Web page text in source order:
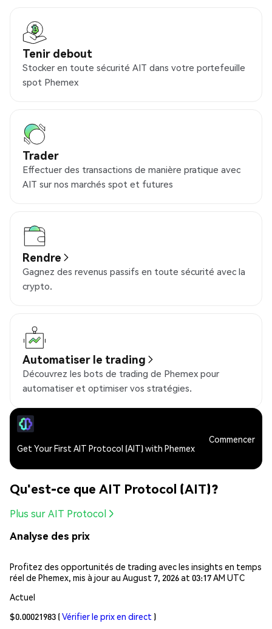
Tenir debout
Stocker en toute sécurité AIT dans votre portefeuille
spot Phemex
Trader
Effectuer des transactions de manière pratique avec
AIT sur nos marchés spot et futures
Rendre
Gagnez des revenus passifs en toute sécurité avec la
crypto.
Automatiser le trading
Découvrez les bots de trading de Phemex pour
automatiser et optimiser vos stratégies.
Get Your First AIT Protocol (AIT) with Phemex
Commencer
Qu'est-ce que AIT Protocol (AIT)?
Plus sur AIT Protocol
Analyse des prix
Profitez des opportunités de trading avec les insights en temps
réel de Phemex, mis à jour au August 7, 2026 at 03:17 AM UTC
Actuel
$0.00021983 (Vérifier le prix en direct )